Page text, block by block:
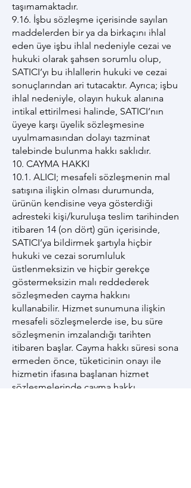
taşımamaktadır.
9.16. İşbu sözleşme içerisinde sayılan
maddelerden bir ya da birkaçını ihlal
eden üye işbu ihlal nedeniyle cezai ve
hukuki olarak şahsen sorumlu olup,
SATICI’yı bu ihlallerin hukuki ve cezai
sonuçlarından ari tutacaktır. Ayrıca; işbu
ihlal nedeniyle, olayın hukuk alanına
intikal ettirilmesi halinde, SATICI’nın
üyeye karşı üyelik sözleşmesine
uyulmamasından dolayı tazminat
talebinde bulunma hakkı saklıdır.
10. CAYMA HAKKI
10.1. ALICI; mesafeli sözleşmenin mal
satışına ilişkin olması durumunda,
ürünün kendisine veya gösterdiği
adresteki kişi/kuruluşa teslim tarihinden
itibaren 14 (on dört) gün içerisinde,
SATICI’ya bildirmek şartıyla hiçbir
hukuki ve cezai sorumluluk
üstlenmeksizin ve hiçbir gerekçe
göstermeksizin malı reddederek
sözleşmeden cayma hakkını
kullanabilir. Hizmet sunumuna ilişkin
mesafeli sözleşmelerde ise, bu süre
sözleşmenin imzalandığı tarihten
itibaren başlar. Cayma hakkı süresi sona
ermeden önce, tüketicinin onayı ile
hizmetin ifasına başlanan hizmet
sözleşmelerinde cayma hakkı